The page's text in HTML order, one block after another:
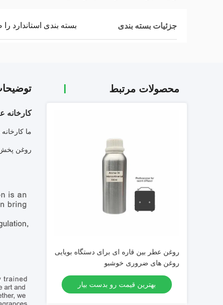
جزئیات بسته بندی بسته بندی استاندارد
محصولات مرتبط
روغن عطر بین قاره ای برای دستگاه بویایی
روغن های ضروری خوشبو
بهترین قیمت رو بدست بیار
ما
روغن پخش